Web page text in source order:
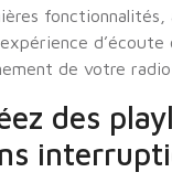
de votre
des